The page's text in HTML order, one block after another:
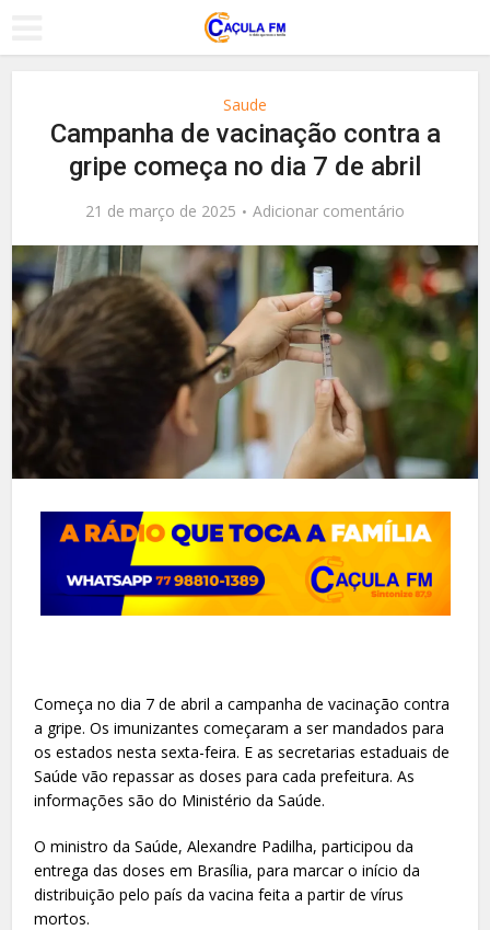
Saude
Campanha de vacinação contra a
gripe começa no dia 7 de abril
21 de março de 2025 Adicionar comentário
Começa no dia 7 de abril a campanha de vacinação contra
a gripe. Os imunizantes começaram a ser mandados para
os estados nesta sexta-feira. E as secretarias estaduais de
Saúde vão repassar as doses para cada prefeitura. As
informações são do Ministério da Saúde.
O ministro da Saúde, Alexandre Padilha, participou da
entrega das doses em Brasília, para marcar o início da
distribuição pelo país da vacina feita a partir de vírus
mortos.